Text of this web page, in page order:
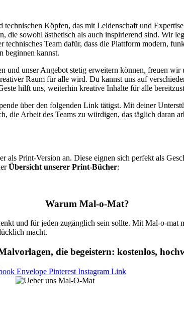
Köpfen, das mit Leidenschaft und
die sowohl ästhetisch als auch inspirierend sind. Wir
technisches Team dafür, dass die Plattform modern,
beginnen kannst.
und unser Angebot stetig erweitern können, freuen
Raum für alle wird. Du kannst uns auf
hilft uns, weiterhin kreative Inhalte für alle
über den folgenden Link tätigst. Mit deiner
Arbeit des Teams zu würdigen, das täglich daran
Print-Version an. Diese eignen sich perfekt als
Übersicht unserer Print-Bücher:
Warum Mal-o-Mat?
und für jeden zugänglich sein sollte. Mit Mal-o-
macht.
die begeistern: kostenlos,
Envelope Pinterest Instagram Link